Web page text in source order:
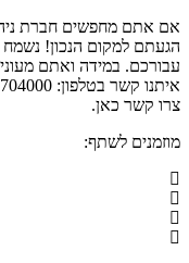
אם אתם מחפשים חברת
הגעתם למקום הנכון!
עבורכם. במידה ואתם
צרו קשר כאן.
מוזמנים לשתף: